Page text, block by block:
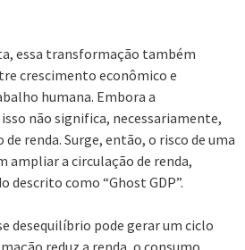
essa transformação também
crescimento econômico e
humana. Embora a
não significa, necessariamente,
renda. Surge, então, o risco de uma
ampliar a circulação de renda,
descrito como “Ghost GDP”.
desequilíbrio pode gerar um ciclo
reduz a renda, o consumo